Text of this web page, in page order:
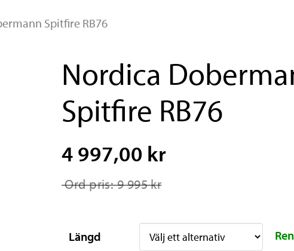
Spitfire RB76
Nordica
Spitfire RB76
4 997,00 kr
Ord pris: 9 995 kr
Längd